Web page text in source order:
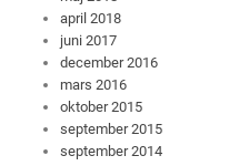
april 2018
juni 2017
december 2016
mars 2016
oktober 2015
september 2015
september 2014